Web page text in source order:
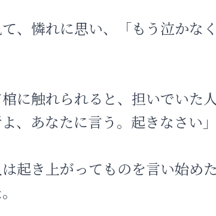
、憐れに思い、「もう泣かな
に触れられると、担いでいた
、あなたに言う。起きなさい」
起き上がってものを言い始め